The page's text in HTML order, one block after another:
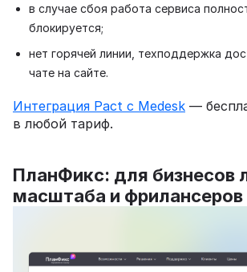
в случае сбоя работа сервиса
блокируется;
нет горячей линии, техподдержка
чате на сайте.
Интеграция Pact с Medesk —
в любой тариф.
ПланФикс: для бизнесов
масштаба и фрилансеров